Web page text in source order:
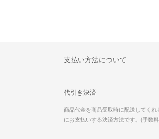
支払い方法について
代引き決済
商品代金を商品受取時に配送してくれ
にお支払いする決済方法です。(手数